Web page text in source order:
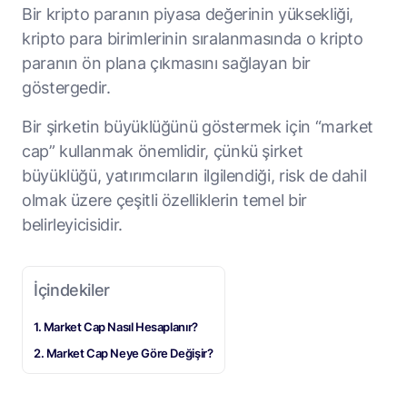
Bir kripto paranın piyasa değerinin yüksekliği,
kripto para birimlerinin sıralanmasında o kripto
paranın ön plana çıkmasını sağlayan bir
göstergedir.
Bir şirketin büyüklüğünü göstermek için “market
cap” kullanmak önemlidir, çünkü şirket
büyüklüğü, yatırımcıların ilgilendiği, risk de dahil
olmak üzere çeşitli özelliklerin temel bir
belirleyicisidir.
İçindekiler
Market Cap Nasıl Hesaplanır?
Market Cap Neye Göre Değişir?